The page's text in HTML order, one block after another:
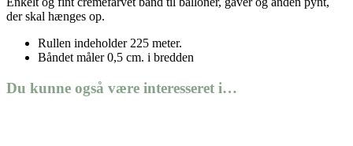
der skal hænges op.
Rullen indeholder 225 meter.
Båndet måler 0,5 cm. i bredden
Du kunne også være interesseret i…